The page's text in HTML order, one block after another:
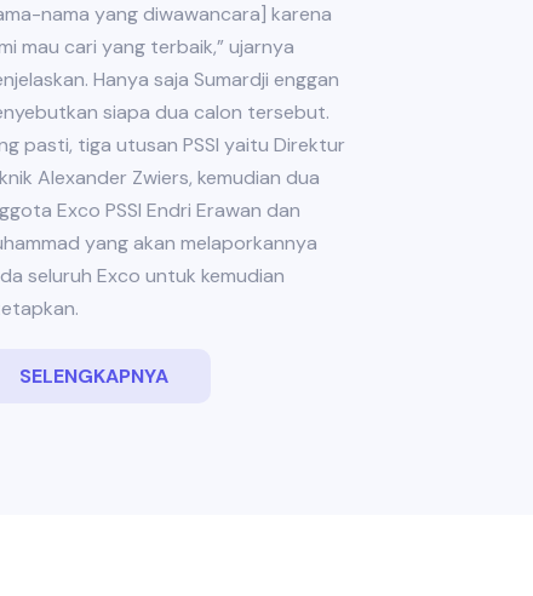
nama yang diwawancara] karena
mau cari yang terbaik,” ujarnya
Hanya saja Sumardji enggan
siapa dua calon tersebut.
pasti, tiga utusan PSSI yaitu Direktur
Alexander Zwiers, kemudian dua
Exco PSSI Endri Erawan dan
yang akan melaporkannya
seluruh Exco untuk kemudian
SELENGKAPNYA